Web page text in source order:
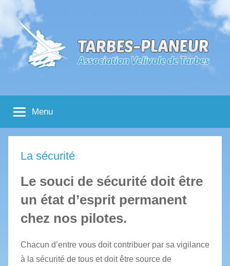
contenu
Tarbes
Planeur
de
Tarbes
Menu
La sécurité
Le souci de sécurité doit être
un état d’esprit permanent
chez nos pilotes.
Chacun d’entre vous doit contribuer par sa vigilance
à la sécurité de tous et doit être source de